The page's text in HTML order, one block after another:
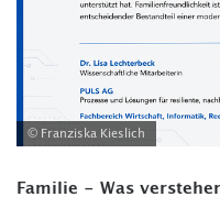
© Franziska Kieslich
Familie - Was